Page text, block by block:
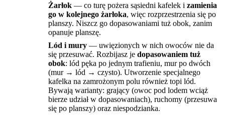
Żarłok — co turę pożera sąsiedni kafelek i zamienia
go w kolejnego żarłoka, więc rozprzestrzenia się po
planszy. Niszcz go dopasowaniami tuż obok, zanim
opanuje planszę.
Lód i mury — uwięzionych w nich owoców nie da
się przesuwać. Rozbijasz je dopasowaniem tuż
obok: lód pęka po jednym trafieniu, mur po dwóch
(mur → lód → czysto). Utworzenie specjalnego
kafelka na zamrożonym polu również topi lód.
Bywają warianty: grający (owoc pod lodem wciąż
bierze udział w dopasowaniach), ruchomy (przesuwa
się po planszy) oraz niespodzianka.